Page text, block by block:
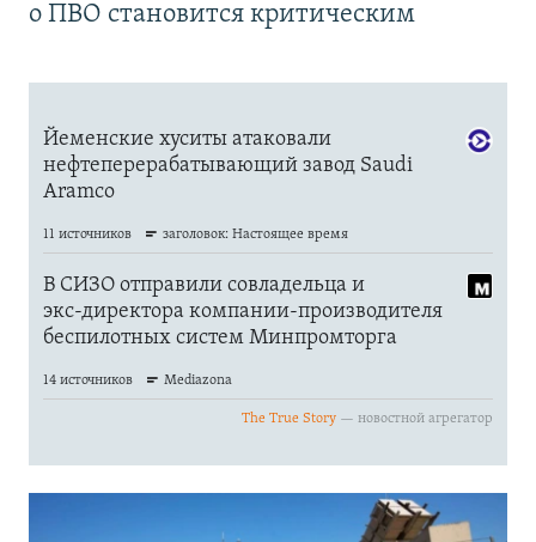
о ПВО становится критическим